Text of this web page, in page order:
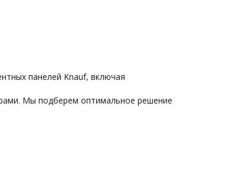
панелей Knauf, включая
Мы подберем оптимальное решение